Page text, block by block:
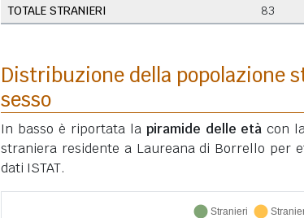
TOTALE STRANIERI
83
Distribuzione della popolazione
sesso
In basso è riportata la piramide delle età con
straniera residente a Laureana di Borrello per
dati ISTAT.